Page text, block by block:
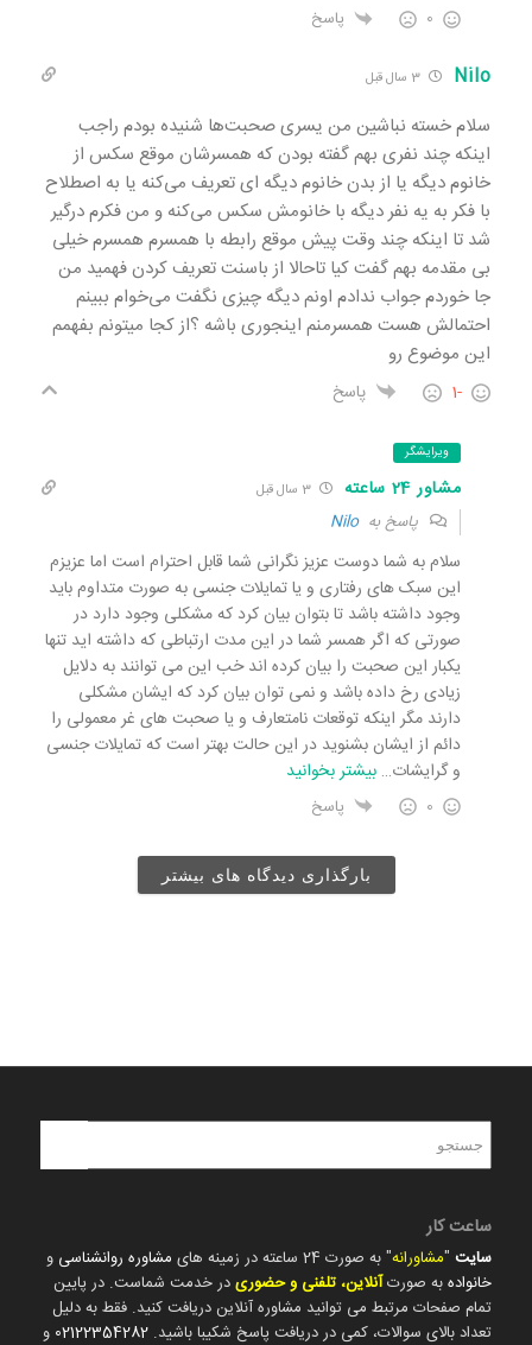
0 پاسخ
Nilo 3 سال قبل
سلام خسته نباشین من یسری صحبت‌ها شنیده بودم راجب
اینکه چند نفری بهم گفته بودن که همسرشان موقع سکس از
خانوم دیگه یا از بدن خانوم دیگه ای تعریف می‌کنه یا به اصطلاح
با فکر به یه نفر دیگه با خانومش سکس می‌کنه و من فکرم درگیر
شد تا اینکه چند وقت پیش موقع رابطه با همسرم همسرم خیلی
بی مقدمه بهم گفت کیا تاحالا از باسنت تعریف کردن فهمید من
جا خوردم جواب ندادم اونم دیگه چیزی نگفت می‌خوام ببینم
احتمالش هست همسرمنم اینجوری باشه ؟از کجا میتونم بفهمم
این موضوع رو
-1 پاسخ
ویرایشگر
مشاور 24 ساعته 3 سال قبل
پاسخ بهNilo
سلام به شما دوست عزیز نگرانی شما قابل احترام است اما عزیزم
این سبک های رفتاری و یا تمایلات جنسی به صورت متداوم باید
وجود داشته باشد تا بتوان بیان کرد که مشکلی وجود دارد در
صورتی که اگر همسر شما در این مدت ارتباطی که داشته اید تنها
یکبار این صحبت را بیان کرده اند خب این می توانند به دلایل
زیادی رخ داده باشد و نمی توان بیان کرد که ایشان مشکلی
دارند مگر اینکه توقعات نامتعارف و یا صحبت های غر معمولی را
دائم از ایشان بشنوید در این حالت بهتر است که تمایلات جنسی
و گرایشات… بیشتر بخوانید
0 پاسخ
بارگذاری دیدگاه های بیشتر
ساعت کار
سایت"مشاورانه" به صورت 24 ساعته در زمینه های مشاوره روانشناسی و
خانوادهبه صورتآنلاین، تلفنی و حضوریدر خدمت شماست. در پایین
تمام صفحات مرتبط می توانید مشاوره آنلاین دریافت کنید. فقط به دلیل
تعداد بالای سوالات، کمی در دریافت پاسخ شکیبا باشید. 02122354282 و